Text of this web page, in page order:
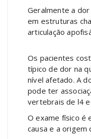
Geralmente a
em estruturas
articulação
Os pacientes
típico de dor na
nível afetado. A
pode ter
vertebrais de l4
O exame físico é
causa e a origem